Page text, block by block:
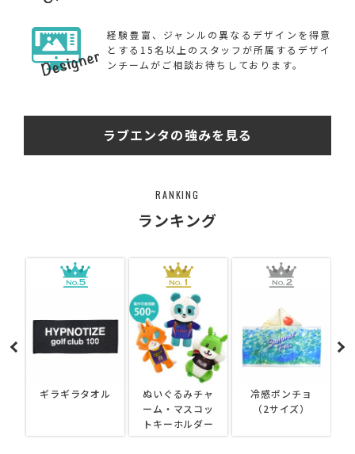
経験豊富、ジャンルの異なるデザインを得意
とする15名以上のスタッフが所属するデザイ
ンチームがご相談お待ちしております。
ラブエンタの強みを見る
RANKING
ランキング
ギラギラタオル
ぬいぐるみチャ
ーム・マスコッ
トキーホルダー
冷感ポンチョ
（2サイズ）